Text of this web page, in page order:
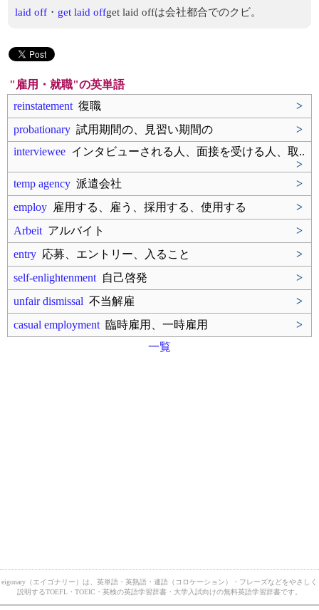
laid off ・ get laid offget laid offは会社都合でのクビ。
"雇用・就職"の英単語
reinstatement 復職
>
probationary 試用期間の、見習い期間の
>
interviewee インタビューされる人、面接を受ける人、取..
>
temp agency 派遣会社
>
employ 雇用する、雇う、採用する、使用する
>
Arbeit アルバイト
>
entry 応募、エントリー、入ること
>
self-enlightenment 自己啓発
>
unfair dismissal 不当解雇
>
casual employment 臨時雇用、一時雇用
>
一覧
eigonary（エイゴナリー）は、英単語・英熟語・連語（コロケーション）・フレーズなどをやさしく
説明するTOEFL・TOEIC・英検の英語学習辞書・大学入試向けの無料英語学習辞書です。